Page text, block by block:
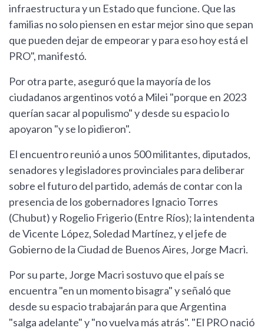
infraestructura y un Estado que funcione. Que las
familias no solo piensen en estar mejor sino que sepan
que pueden dejar de empeorar y para eso hoy está el
PRO", manifestó.
Por otra parte, aseguró que la mayoría de los
ciudadanos argentinos votó a Milei "porque en 2023
querían sacar al populismo" y desde su espacio lo
apoyaron "y se lo pidieron".
El encuentro reunió a unos 500 militantes, diputados,
senadores y legisladores provinciales para deliberar
sobre el futuro del partido, además de contar con la
presencia de los gobernadores Ignacio Torres
(Chubut) y Rogelio Frigerio (Entre Ríos); la intendenta
de Vicente López, Soledad Martínez, y el jefe de
Gobierno de la Ciudad de Buenos Aires, Jorge Macri.
Por su parte, Jorge Macri sostuvo que el país se
encuentra "en un momento bisagra" y señaló que
desde su espacio trabajarán para que Argentina
"salga adelante" y "no vuelva más atrás". "El PRO nació